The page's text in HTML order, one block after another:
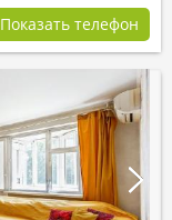
Показать телефон